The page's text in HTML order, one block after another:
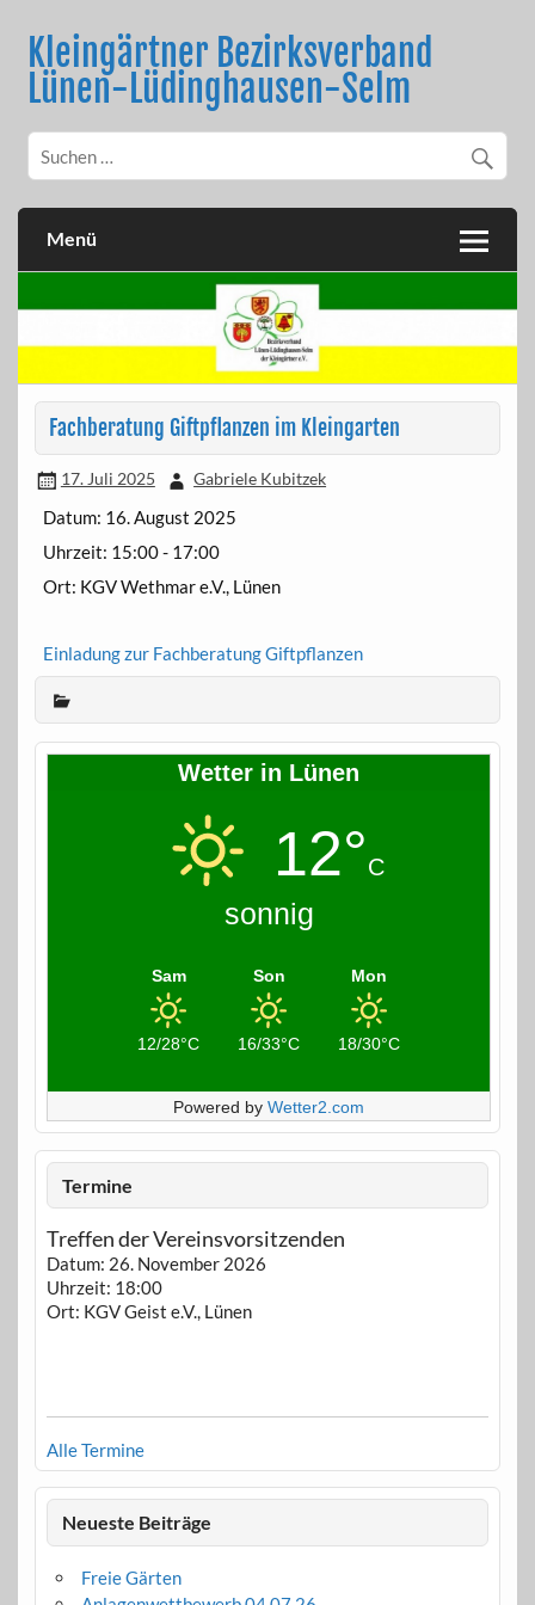
contentKleingärtner Bezirksverband
Lünen-Lüdinghausen-Selm
Menü
Fachberatung Giftpflanzen im Kleingarten
17. Juli 2025 Gabriele Kubitzek
Datum: 16. August 2025
Uhrzeit: 15:00 - 17:00
Ort: KGV Wethmar e.V., Lünen
Einladung zur Fachberatung Giftpflanzen
Wetter in Lünen
12°C
sonnig
Sam
12/28°C
Son
16/33°C
Mon
18/30°C
Powered by Wetter2.com
Termine
Treffen der Vereinsvorsitzenden
Datum: 26. November 2026
Uhrzeit: 18:00
Ort: KGV Geist e.V., Lünen
Alle Termine
Neueste Beiträge
Freie Gärten